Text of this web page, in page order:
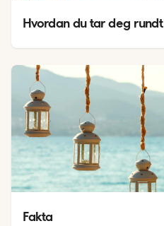
Hvordan du tar deg rundt
Fakta